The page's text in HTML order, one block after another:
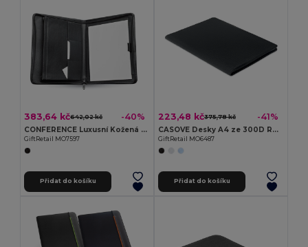
383,64 kč642,02 kč -40%
CONFERENCE Luxusní Kožená Konferenční Složka A4 na Zip
GiftRetail MO7597
Přidat do košíku
223,48 kč375,78 kč -41%
CASOVE Desky A4 ze 300D RPET
GiftRetail MO6487
Přidat do košíku